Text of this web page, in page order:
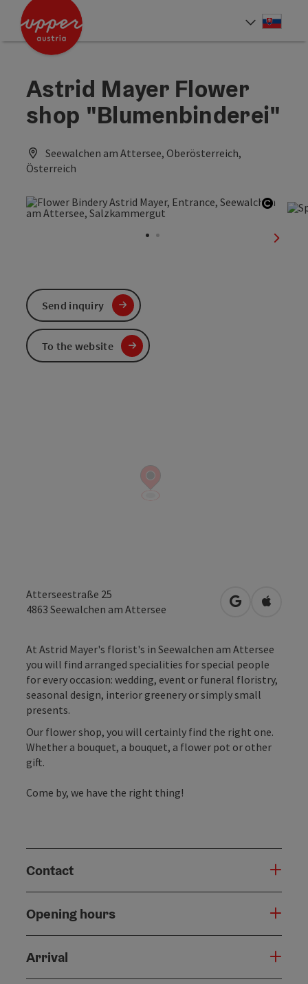
Accesskey
Accesskey
Astrid Mayer Flower
shop "Blumenbinderei"
Seewalchen am Attersee, Oberösterreich,
Österreich
next
Atterseestraße 25
4863 Seewalchen am Attersee open inOpen in
At Astrid Mayer's florist's in Seewalchen am Attersee
you will find arranged specialities for special people
for every occasion: wedding, event or funeral floristry,
seasonal design, interior greenery or simply small
presents.
Our flower shop, you will certainly find the right one.
Whether a bouquet, a bouquet, a flower pot or other
gift.
Come by, we have the right thing!
Contact
Opening hours
Arrival
Send inquiry
To the website